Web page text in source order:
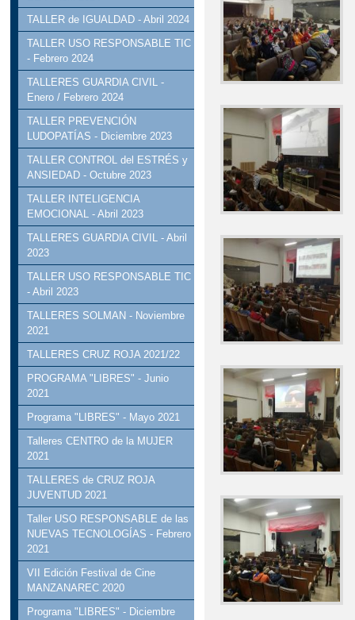
TALLER de IGUALDAD - Abril 2024
TALLER USO RESPONSABLE TIC
- Febrero 2024
TALLERES GUARDIA CIVIL -
Enero / Febrero 2024
TALLER PREVENCIÓN
LUDOPATÍAS - Diciembre 2023
TALLER CONTROL del ESTRÉS y
ANSIEDAD - Octubre 2023
TALLER INTELIGENCIA
EMOCIONAL - Abril 2023
TALLERES GUARDIA CIVIL - Abril
2023
TALLER USO RESPONSABLE TIC
- Abril 2023
TALLERES SOLMAN - Noviembre
2021
TALLERES CRUZ ROJA 2021/22
PROGRAMA "LIBRES" - Junio
2021
Programa "LIBRES" - Mayo 2021
Talleres CENTRO de la MUJER
2021
TALLERES de CRUZ ROJA
JUVENTUD 2021
Taller USO RESPONSABLE de las
NUEVAS TECNOLOGÍAS - Febrero
2021
VII Edición Festival de Cine
MANZANAREC 2020
Programa "LIBRES" - Diciembre